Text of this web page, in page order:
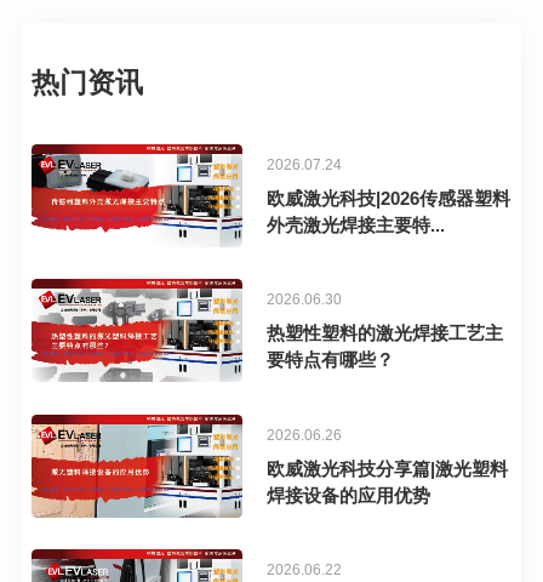
热门资讯
2026.07.24
欧威激光科技|2026传感器塑料
外壳激光焊接主要特...
2026.06.30
热塑性塑料的激光焊接工艺主
要特点有哪些？
2026.06.26
欧威激光科技分享篇|激光塑料
焊接设备的应用优势
2026.06.22